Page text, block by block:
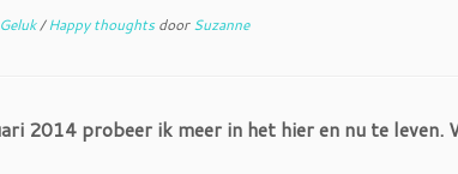
Geluk/Happy thoughtsdoorSuzanne
2014 probeer ik meer in het hier en nu te leven.